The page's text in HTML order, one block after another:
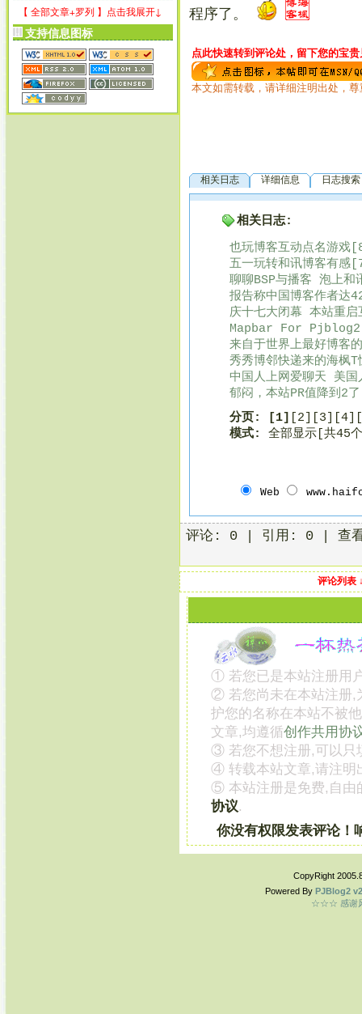
程序了。
点此快速转到评论处，留下您的宝
本文如需转载，请详细注明出处，
相关日志 详细信息 日志搜索
相关日志:
也玩博客互动点名游戏
五一玩转和讯博客有感
聊聊BSP与播客 泡上
报告称中国博客作者
庆十七大闭幕 本站重
Mapbar For
来自于世界上最好博
秀秀博邻快递来的海枫
中国人上网爱聊天 美
郁闷，本站PR值降到2
分页:
[1] [2] [3] [4]
模式:
全部显示[共45
Web
评论: 0 | 引用: 0 | 查
评论列表
① 若您已是本站注册用
② 若您尚未在本站注册,
护您的名称在本站不被
文章,均遵循创作共用协
③ 若您不想注册,可以只
④ 转载本站文章,请注明
⑤ 本站注册是免费,自由
协议.
你没有权限发表评论！
【 全部文章+罗列 】点击我展开↓
支持信息图标
CopyRight
Powered By PJBlog2
☆☆☆ 感谢